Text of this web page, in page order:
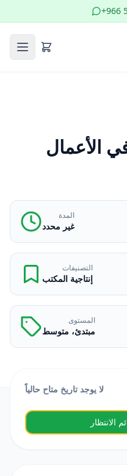
+966
الأعمال
المدة
غير محدد
التصنيفات
إنتاجية المكتب
المستوى
مبتدئ، متوسط
لا يوجد تاريخ متاح حالياً
الانتظار